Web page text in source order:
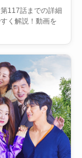
117話までの詳細
く解説！動画を